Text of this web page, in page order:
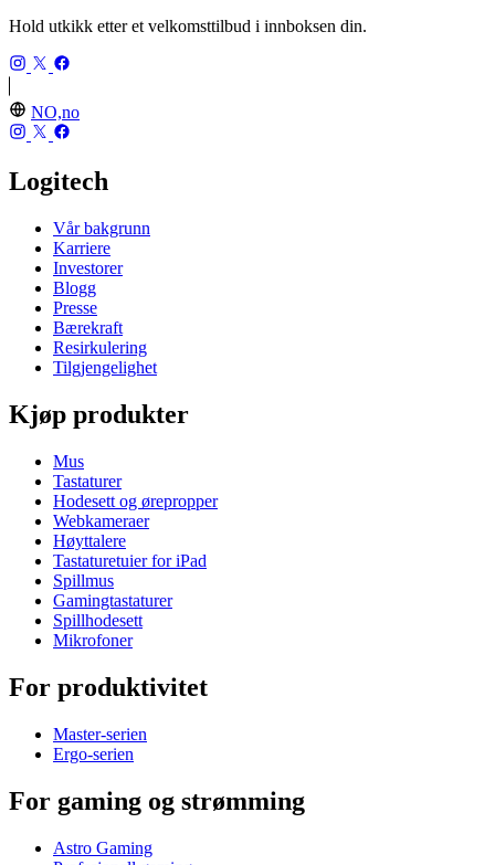
Hold utkikk etter et velkomsttilbud i innboksen din.
NO,no
Logitech
Vår bakgrunn
Karriere
Investorer
Blogg
Presse
Bærekraft
Resirkulering
Tilgjengelighet
Kjøp produkter
Mus
Tastaturer
Hodesett og ørepropper
Webkameraer
Høyttalere
Tastaturetuier for iPad
Spillmus
Gamingtastaturer
Spillhodesett
Mikrofoner
For produktivitet
Master-serien
Ergo-serien
For gaming og strømming
Astro Gaming